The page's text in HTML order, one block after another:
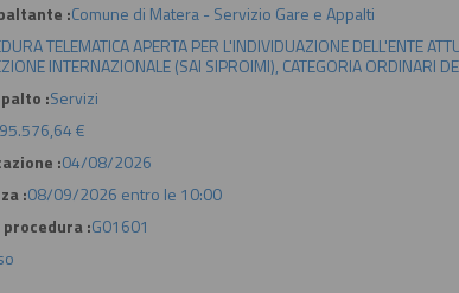
:Comune di Matera - Servizio Gare e Appalti
TELEMATICA APERTA PER L'INDIVIDUAZIONE DELL'ENTE
INTERNAZIONALE (SAI SIPROIMI), CATEGORIA ORDINARI
:Servizi
€
:04/08/2026
:08/09/2026 entro le 10:00
:G01601